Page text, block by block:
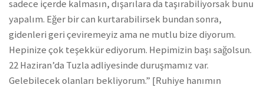
sadece içerde kalmasın, dışarılara da taşırabiliyorsak bunu
yapalım. Eğer bir can kurtarabilirsek bundan sonra,
gidenleri geri çeviremeyiz ama ne mutlu bize diyorum.
Hepinize çok teşekkür ediyorum. Hepimizin başı sağolsun.
22 Haziran’da Tuzla adliyesinde duruşmamız var.
Gelebilecek olanları bekliyorum.” [Ruhiye hanımın